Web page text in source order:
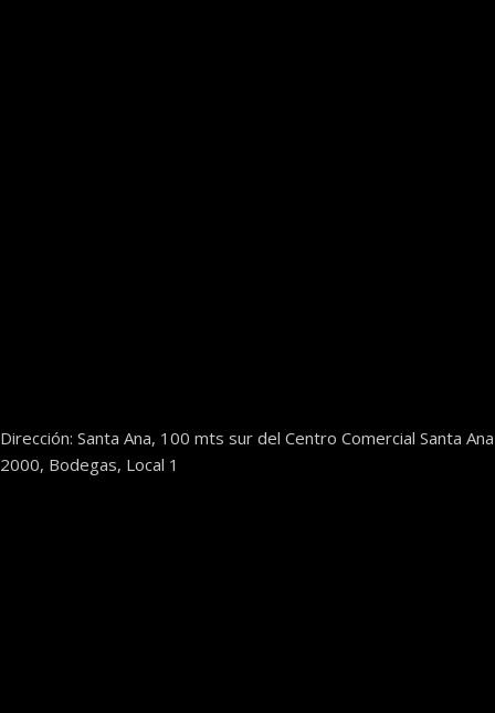
Dirección: Santa Ana, 100 mts sur del Centro Comercial Santa Ana
2000, Bodegas, Local 1